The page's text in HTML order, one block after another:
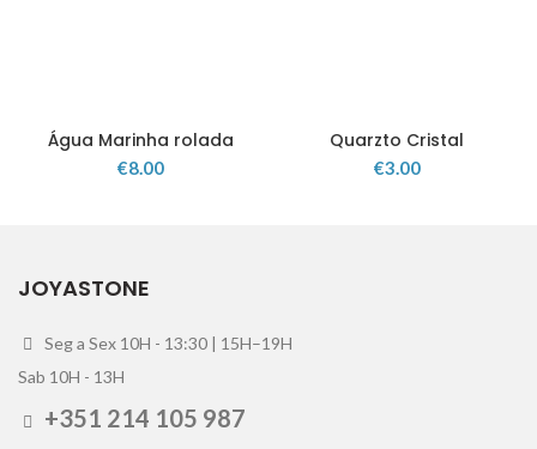
Água Marinha rolada
€8.00
Quarzto Cristal
€3.00
JOYASTONE
Seg a Sex 10H - 13:30 | 15H–19H
Sab 10H - 13H
+351 214 105 987